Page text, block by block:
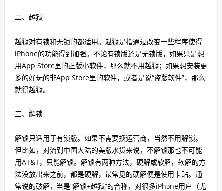
二、越狱
越狱对有锁和无锁的都适用。越狱是指通过改变一些程序使得
iPhone的功能得到加强。不论有锁版还是无锁版，如果只是想
用App Store里的正版小软件，那么就不用越狱；如果想安装更
多的好玩的非App Store里的软件，或者是说“盗版软件”，那么
就得越狱。
三、解锁
解锁只适用于有锁版。如果不需要换运营商，当然不用解锁。
但比如，对流到中国大陆的美版水货来说，不解锁那也不可能
用AT&T，只能解锁。解锁有两种方法，硬解或软解，软解的方
法没放出来之前，都是硬解，最常见的硬解便是使用卡贴。通
常说的破解，当是“解锁+越狱”的合称，对很多iPhone用户（尤